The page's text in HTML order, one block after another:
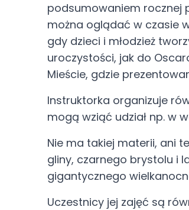
podsumowaniem rocznej
można oglądać w czasie
gdy dzieci i młodzież
uroczystości, jak do
Mieście, gdzie
Instruktorka organizuje
mogą wziąć udział np. w
Nie ma takiej materii, ani
gliny, czarnego brystolu i
gigantycznego
Uczestnicy jej zajęć są